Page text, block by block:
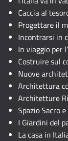
Caccia al
Progettare il
Incontrarsi in
In viaggio per
Costruire sul
Nuove
Architettura
Architetture
Spazio Sacro
I Giardini del
La casa in